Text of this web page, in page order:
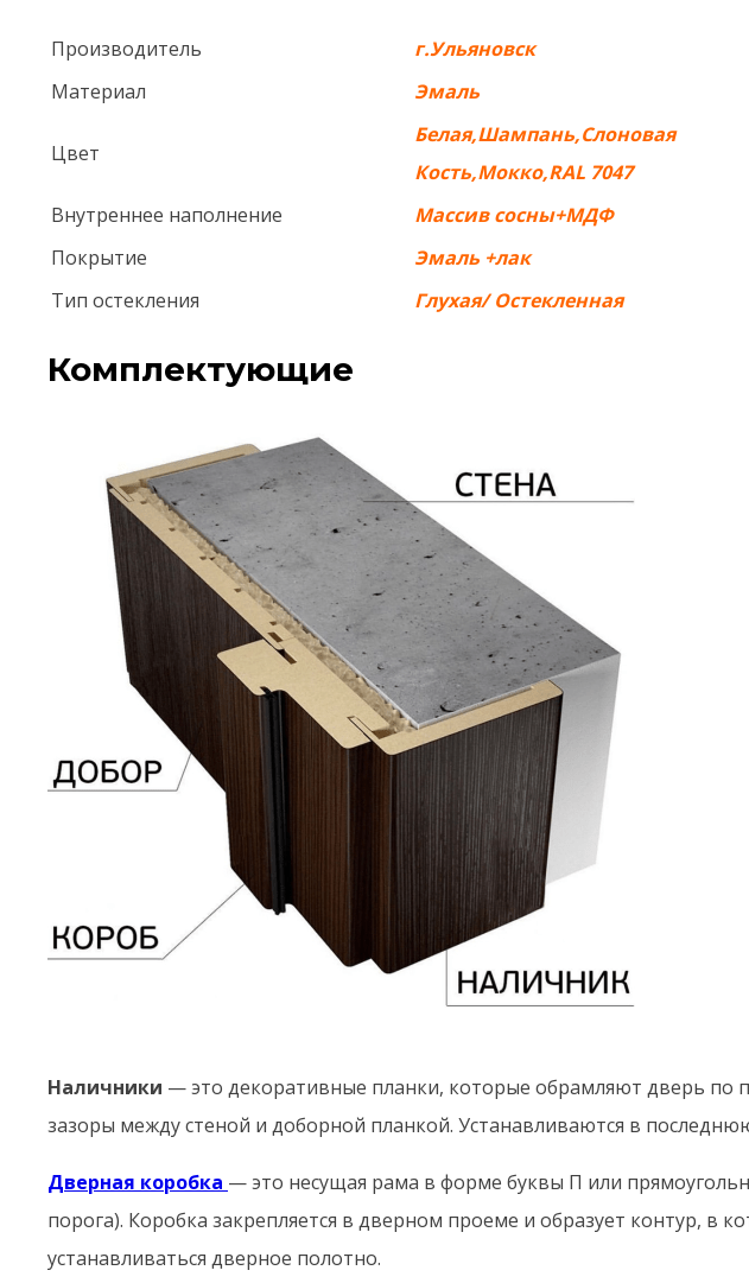
Производитель
г.Ульяновск
Материал
Эмаль
Цвет
Белая,Шампань,Слоновая
Кость,Мокко,RAL 7047
Внутреннее наполнение
Массив сосны+МДФ
Покрытие
Эмаль +лак
Тип остекления
Глухая/ Остекленная
Комплектующие
Наличники — это декоративные планки, которые обрамляют дверь по
зазоры между стеной и доборной планкой. Устанавливаются в
Дверная коробка — это несущая рама в форме буквы П или
порога). Коробка закрепляется в дверном проеме и образует контур, в
устанавливаться дверное полотно.